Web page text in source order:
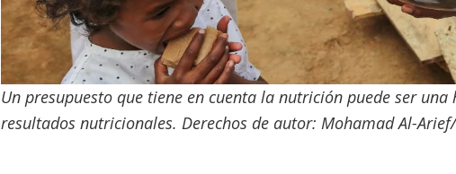
Un presupuesto que tiene en cuenta la nutrición puede ser
resultados nutricionales. Derechos de autor: Mohamad Al-